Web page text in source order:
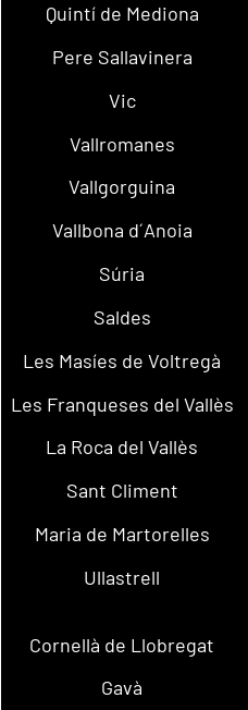
Quintí de Mediona
Pere Sallavinera
Vic
Vallromanes
Vallgorguina
Vallbona d´Anoia
Súria
Saldes
Les Masíes de Voltregà
Les Franqueses del Vallès
La Roca del Vallès
Sant Climent
Maria de Martorelles
Ullastrell
Cornellà de Llobregat
Gavà